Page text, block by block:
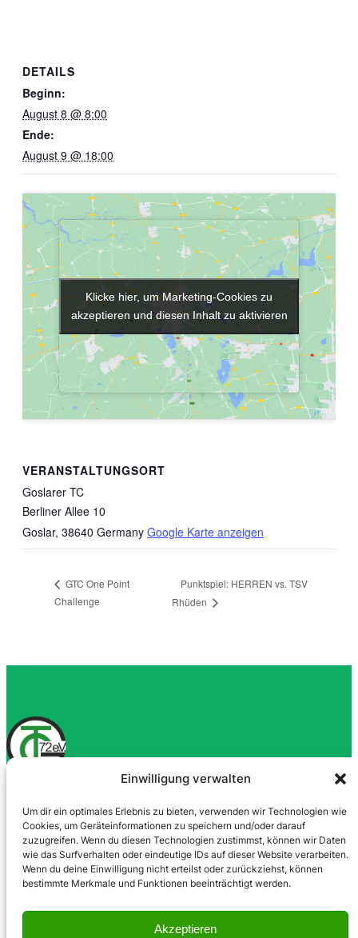
Einwilligung verwalten
Um dir ein optimales Erlebnis zu bieten, verwenden wir Technologien wie
Cookies, um Geräteinformationen zu speichern und/oder darauf
zuzugreifen. Wenn du diesen Technologien zustimmst, können wir Daten
wie das Surfverhalten oder eindeutige IDs auf dieser Website verarbeiten.
Wenn du deine Einwilligung nicht erteilst oder zurückziehst, können
bestimmte Merkmale und Funktionen beeinträchtigt werden.
Akzeptieren
DETAILS
Beginn:
August 8 @ 8:00
Ende:
August 9 @ 18:00
VERANSTALTUNGSORT
Goslarer TC
Berliner Allee 10
Goslar, 38640 Germany Google Karte anzeigen
Klicke hier, um Marketing-Cookies zu
akzeptieren und diesen Inhalt zu aktivieren
Klicke hier, um Marketing-Cookies zu
akzeptieren und diesen Inhalt zu aktivieren
GTC One Point
Challenge
Punktspiel: HERREN vs. TSV
Rhüden
UNSER VEREIN
Über Uns